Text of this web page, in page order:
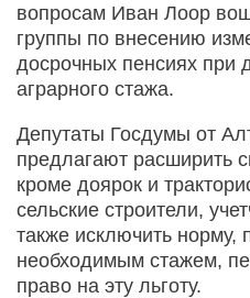
вопросам Иван Лоор
группы по внесению
досрочных пенсиях при
аграрного стажа.
Депутаты Госдумы от
предлагают расширить
кроме доярок и
сельские строители,
также исключить норму,
необходимым стажем,
право на эту льготу.